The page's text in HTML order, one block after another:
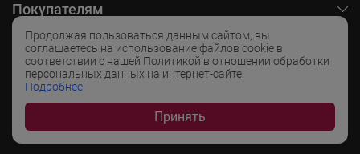
Продолжая пользоваться данным сайтом, вы
соглашаетесь на использование файлов cookie в
соответствии с нашей Политикой в отношении обработки
персональных данных на интернет-сайте.
Подробнее
Принять
Покупателям
O LADOGA Wine
Интересные разделы
Популярные разделы